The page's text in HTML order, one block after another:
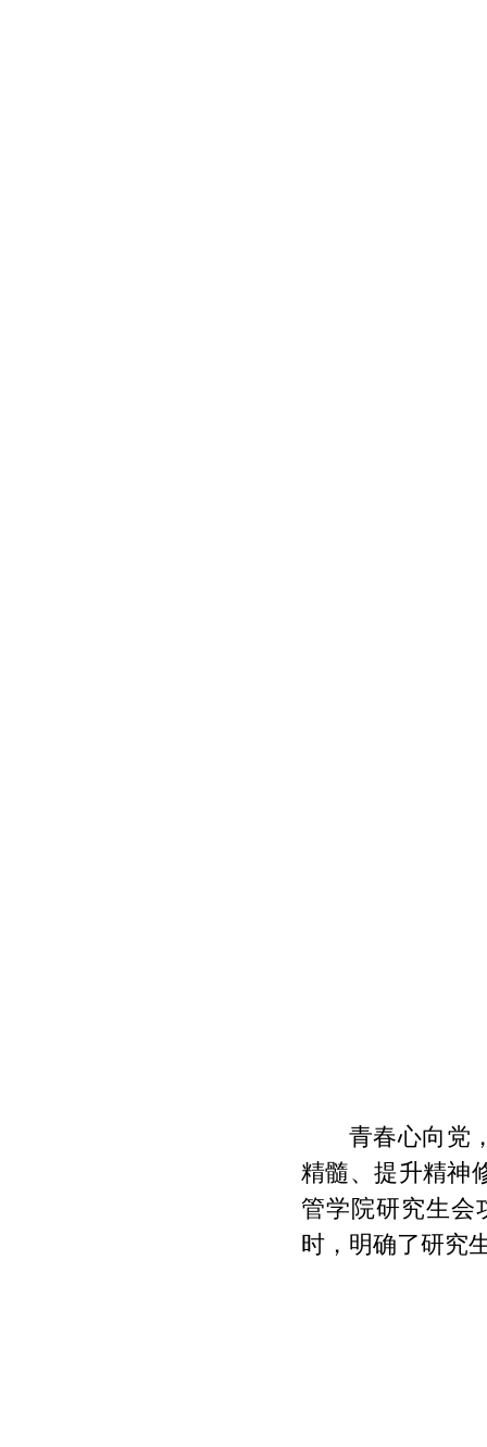
青春心向党
精髓、提升精神
管学院研究生会
时，明确了研究